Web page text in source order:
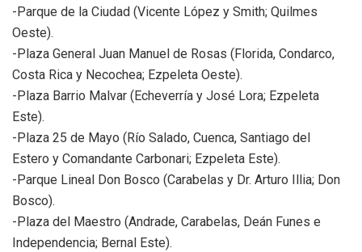
-Parque de la Ciudad (Vicente López y Smith; Quilmes
Oeste).
-Plaza General Juan Manuel de Rosas (Florida, Condarco,
Costa Rica y Necochea; Ezpeleta Oeste).
-Plaza Barrio Malvar (Echeverría y José Lora; Ezpeleta
Este).
-Plaza 25 de Mayo (Río Salado, Cuenca, Santiago del
Estero y Comandante Carbonari; Ezpeleta Este).
-Parque Lineal Don Bosco (Carabelas y Dr. Arturo Illia; Don
Bosco).
-Plaza del Maestro (Andrade, Carabelas, Deán Funes e
Independencia; Bernal Este).